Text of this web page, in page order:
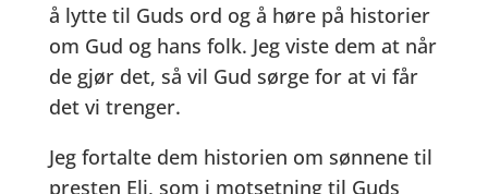
å lytte til Guds ord og å høre på historier
om Gud og hans folk. Jeg viste dem at når
de gjør det, så vil Gud sørge for at vi får
det vi trenger.
Jeg fortalte dem historien om sønnene til
presten Eli, som i motsetning til Guds